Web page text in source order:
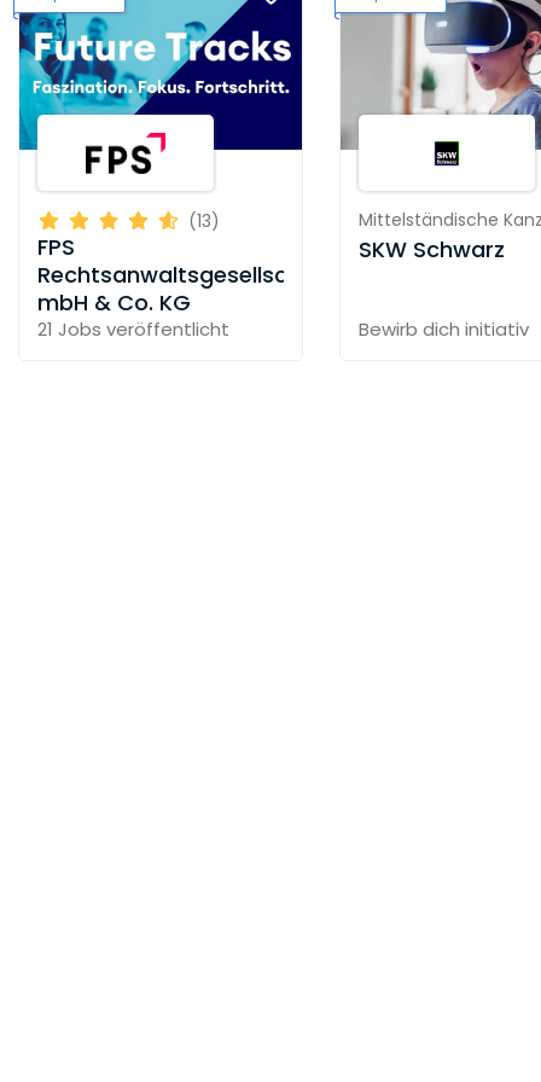
da, wo Sie uns brauchen.
(13)
FPS
Rechtsanwaltsgesellschaft
mbH & Co. KG
21 Jobs veröffentlicht
Mittelständische
SKW Schwarz
Bewirb dich initiativ